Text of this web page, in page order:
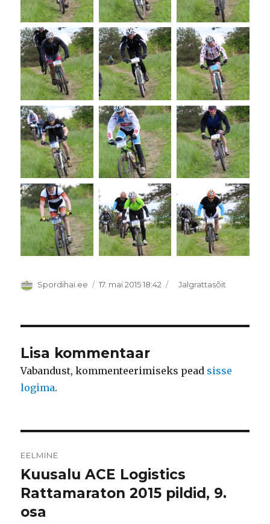
Autor
Spordihai.ee Postitatud
17. mai 2015 18:42 Rubriigid
Jalgrattasõit
Lisa kommentaar
Vabandust, kommenteerimiseks pead sisse
logima.
EELMINE
Eelmine
postitus:
Kuusalu ACE Logistics
Rattamaraton 2015 pildid, 9.
osa